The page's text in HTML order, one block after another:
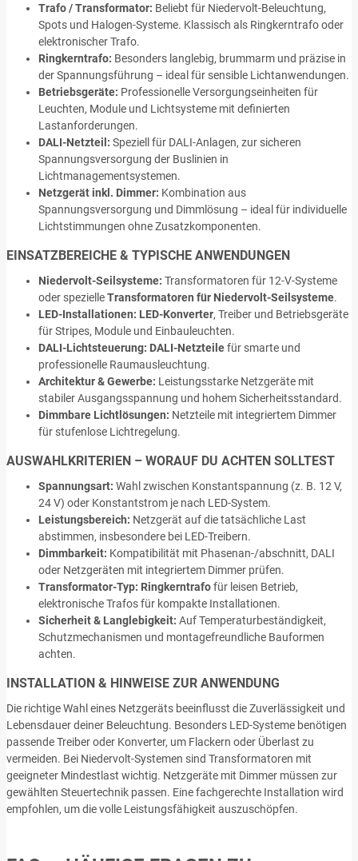
Trafo / Transformator: Beliebt für Niedervolt-Beleuchtung,
Spots und Halogen-Systeme. Klassisch als Ringkerntrafo oder
elektronischer Trafo.
Ringkerntrafo: Besonders langlebig, brummarm und präzise in
der Spannungsführung – ideal für sensible Lichtanwendungen.
Betriebsgeräte: Professionelle Versorgungseinheiten für
Leuchten, Module und Lichtsysteme mit definierten
Lastanforderungen.
DALI-Netzteil: Speziell für DALI-Anlagen, zur sicheren
Spannungsversorgung der Buslinien in
Lichtmanagementsystemen.
Netzgerät inkl. Dimmer: Kombination aus
Spannungsversorgung und Dimmlösung – ideal für individuelle
Lichtstimmungen ohne Zusatzkomponenten.
EINSATZBEREICHE & TYPISCHE ANWENDUNGEN
Niedervolt-Seilsysteme: Transformatoren für 12-V-Systeme
oder spezielleTransformatoren für Niedervolt-Seilsysteme.
LED-Installationen: LED-Konverter, Treiber und Betriebsgeräte
für Stripes, Module und Einbauleuchten.
DALI-Lichtsteuerung: DALI-Netzteilefür smarte und
professionelle Raumausleuchtung.
Architektur & Gewerbe: Leistungsstarke Netzgeräte mit
stabiler Ausgangsspannung und hohem Sicherheitsstandard.
Dimmbare Lichtlösungen: Netzteile mit integriertem Dimmer
für stufenlose Lichtregelung.
AUSWAHLKRITERIEN – WORAUF DU ACHTEN SOLLTEST
Spannungsart: Wahl zwischen Konstantspannung (z. B. 12 V,
24 V) oder Konstantstrom je nach LED-System.
Leistungsbereich: Netzgerät auf die tatsächliche Last
abstimmen, insbesondere bei LED-Treibern.
Dimmbarkeit: Kompatibilität mit Phasenan-/abschnitt, DALI
oder Netzgeräten mit integriertem Dimmer prüfen.
Transformator-Typ: Ringkerntrafofür leisen Betrieb,
elektronische Trafos für kompakte Installationen.
Sicherheit & Langlebigkeit: Auf Temperaturbeständigkeit,
Schutzmechanismen und montagefreundliche Bauformen
achten.
INSTALLATION & HINWEISE ZUR ANWENDUNG
Die richtige Wahl eines Netzgeräts beeinflusst die Zuverlässigkeit und
Lebensdauer deiner Beleuchtung. Besonders LED-Systeme benötigen
passende Treiber oder Konverter, um Flackern oder Überlast zu
vermeiden. Bei Niedervolt-Systemen sind Transformatoren mit
geeigneter Mindestlast wichtig. Netzgeräte mit Dimmer müssen zur
gewählten Steuertechnik passen. Eine fachgerechte Installation wird
empfohlen, um die volle Leistungsfähigkeit auszuschöpfen.